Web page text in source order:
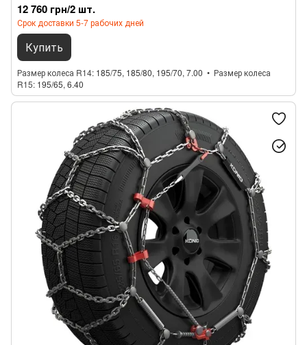
12 760 грн/2 шт.
Срок доставки 5-7 рабочих дней
Купить
Размер колеса R14 185/75, 185/80, 195/70, 7.00
Размер колеса
R15 195/65, 6.40